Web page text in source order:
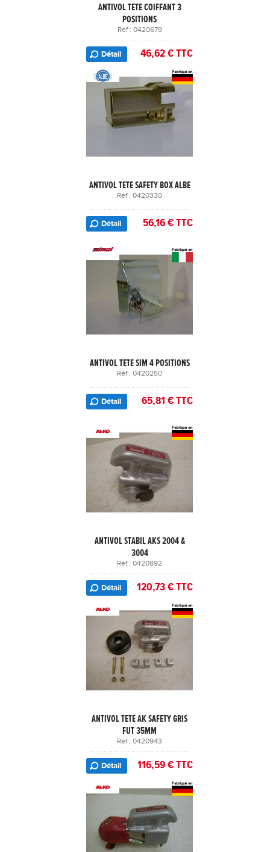
ANTIVOL TETE COIFFANT 3
POSITIONS
Réf : 0420679
Détail 46,62 € TTC
ANTIVOL TETE SAFETY BOX ALBE
Réf : 0420330
Détail 56,16 € TTC
ANTIVOL TETE SIM 4 POSITIONS
Réf : 0420250
Détail 65,81 € TTC
ANTIVOL STABIL AKS 2004 &
3004
Réf : 0420892
Détail 120,73 € TTC
ANTIVOL TETE AK SAFETY GRIS
FUT 35MM
Réf : 0420943
Détail 116,59 € TTC